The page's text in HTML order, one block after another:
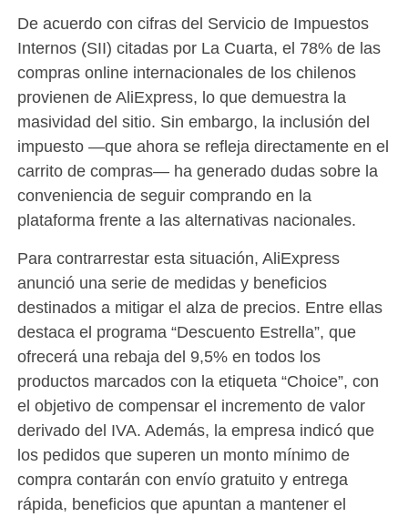
De acuerdo con cifras del Servicio de Impuestos
Internos (SII) citadas por La Cuarta, el 78% de las
compras online internacionales de los chilenos
provienen de AliExpress, lo que demuestra la
masividad del sitio. Sin embargo, la inclusión del
impuesto —que ahora se refleja directamente en el
carrito de compras— ha generado dudas sobre la
conveniencia de seguir comprando en la
plataforma frente a las alternativas nacionales.
Para contrarrestar esta situación, AliExpress
anunció una serie de medidas y beneficios
destinados a mitigar el alza de precios. Entre ellas
destaca el programa “Descuento Estrella”, que
ofrecerá una rebaja del 9,5% en todos los
productos marcados con la etiqueta “Choice”, con
el objetivo de compensar el incremento de valor
derivado del IVA. Además, la empresa indicó que
los pedidos que superen un monto mínimo de
compra contarán con envío gratuito y entrega
rápida, beneficios que apuntan a mantener el